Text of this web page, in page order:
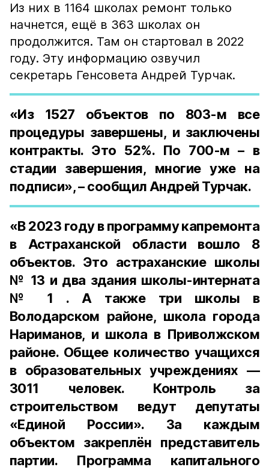
Из них в 1164 школах ремонт только
начнется, ещё в 363 школах он
продолжится. Там он стартовал в 2022
году. Эту информацию озвучил
секретарь Генсовета Андрей Турчак.
«Из 1527 объектов по 803-м все
процедуры завершены, и заключены
контракты. Это 52%. По 700-м – в
стадии завершения, многие уже на
подписи», – сообщил Андрей Турчак.
«В 2023 году в программу капремонта
в Астраханской области вошло 8
объектов. Это астраханские школы
№ 13 и два здания школы-интерната
№ 1 . А также три школы в
Володарском районе, школа города
Нариманов, и школа в Приволжском
районе. Общее количество учащихся
в образовательных учреждениях —
3011 человек. Контроль за
строительством ведут депутаты
«Единой России». За каждым
объектом закреплён представитель
партии. Программа капитального